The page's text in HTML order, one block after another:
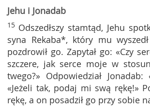
Jehu i Jonadab
15 Odszedłszy stamtąd, Jehu
syna Rekaba*, który mu
pozdrowił go. Zapytał go: «Czy
szczere, jak serce moje w
twego?» Odpowiedział
«Jeżeli tak, podaj mi swą rękę!»
rękę, a on posadził go przy sobie